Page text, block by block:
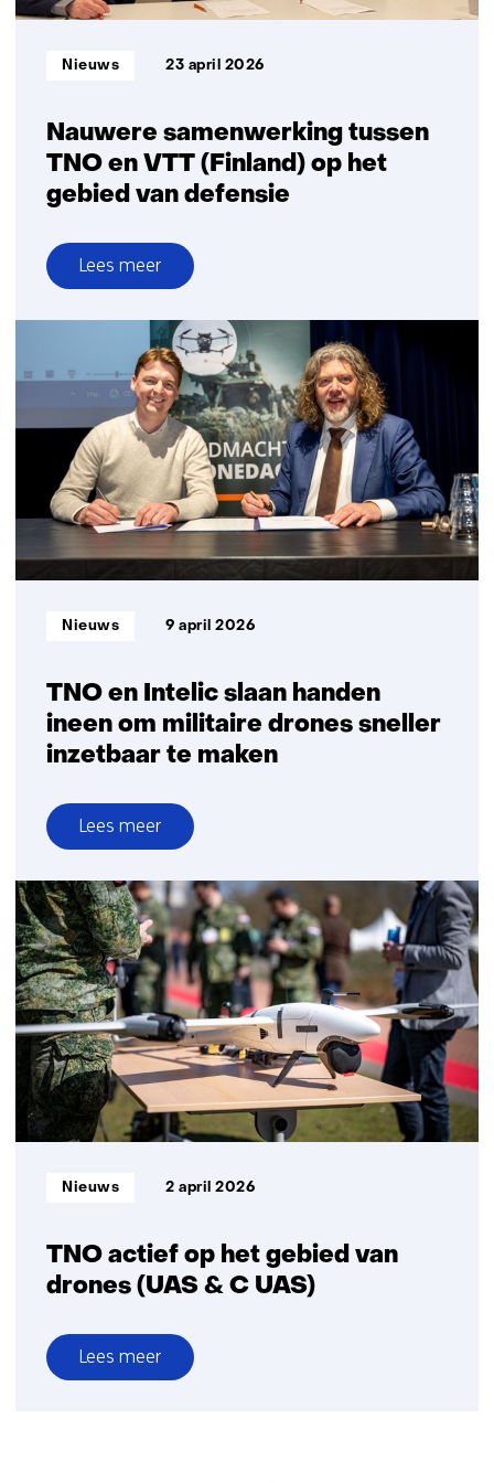
Nauwere samenwerking tussen
TNO en VTT (Finland) op het
gebied van defensie
Informatietype:
Nieuws 23 april 2026
Lees meer
over
Nauwere
samenwerking
tussen
TNO
en
VTT
(Finland)
op
het
gebied
van
TNO en Intelic slaan handen
ineen om militaire drones sneller
inzetbaar te maken
Informatietype:
Nieuws 9 april 2026
Lees meer
over
TNO
en
Intelic
slaan
handen
ineen
om
militaire
drones
sneller
inzetbaar
maken
TNO actief op het gebied van
drones (UAS & C UAS)
Informatietype:
Nieuws 2 april 2026
Lees meer
over